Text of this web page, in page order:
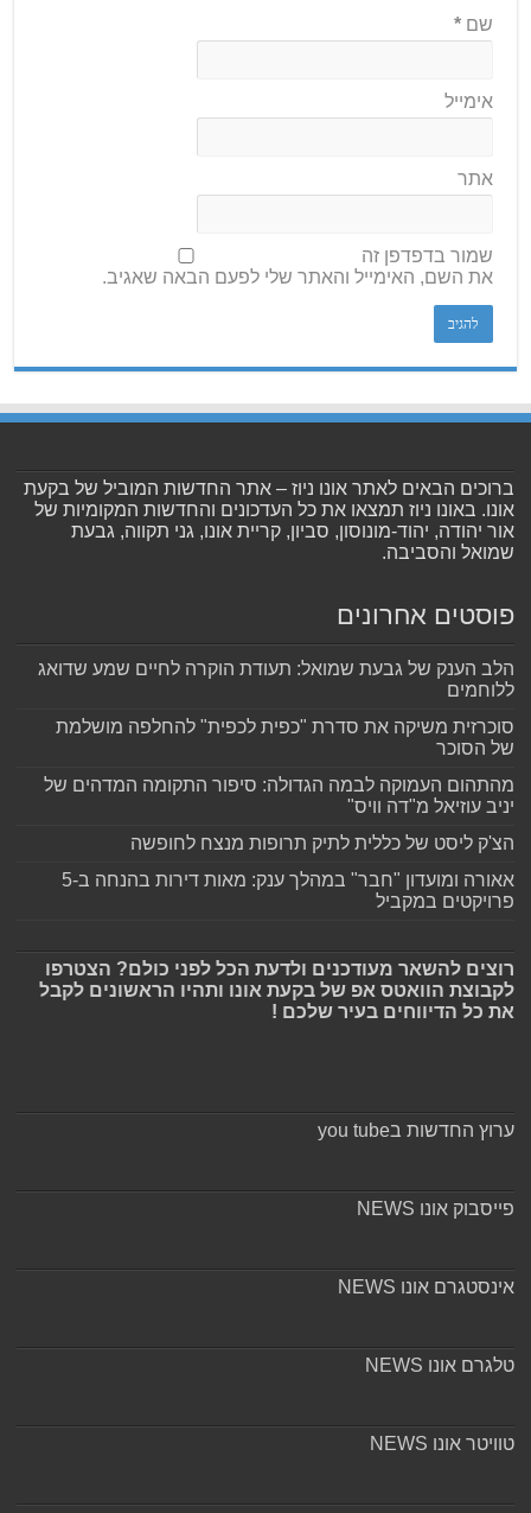
שם*
אימייל
אתר
שמור בדפדפן זה
את השם, האימייל והאתר שלי לפעם הבאה שאגיב.
ברוכים הבאים לאתר אונו ניוז – אתר החדשות המוביל של בקעת
אונו. באונו ניוז תמצאו את כל העדכונים והחדשות המקומיות של
אור יהודה, יהוד-מונוסון, סביון, קריית אונו, גני תקווה, גבעת
שמואל והסביבה.
פוסטים אחרונים
הלב הענק של גבעת שמואל: תעודת הוקרה לחיים שמע שדואג
ללוחמים
סוכרזית משיקה את סדרת "כפית לכפית" להחלפה מושלמת
של הסוכר
מהתהום העמוקה לבמה הגדולה: סיפור התקומה המדהים של
יניב עוזיאל מ"דה וויס"
הצ'ק ליסט של כללית לתיק תרופות מנצח לחופשה
אאורה ומועדון "חבר" במהלך ענק: מאות דירות בהנחה ב-5
פרויקטים במקביל
רוצים להשאר מעודכנים ולדעת הכל לפני כולם? הצטרפו
לקבוצת הוואטס אפ של בקעת אונו ותהיו הראשונים לקבל
את כל הדיווחים בעיר שלכם !
ערוץ החדשות בyou tube
פייסבוק אונו NEWS
אינסטגרם אונו NEWS
טלגרם אונו NEWS
טוויטר אונו NEWS